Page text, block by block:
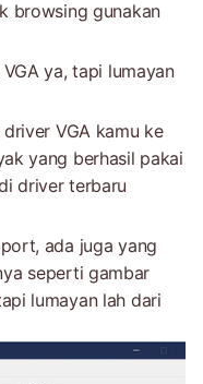
browsing gunakan
ya, tapi lumayan
VGA kamu ke
yang berhasil pakai
driver terbaru
ada juga yang
seperti gambar
lumayan lah dari